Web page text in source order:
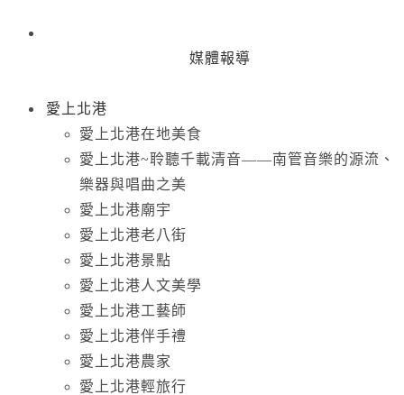
媒體報導
愛上北港
愛上北港在地美食
愛上北港~聆聽千載清音——南管音樂的源流、
樂器與唱曲之美
愛上北港廟宇
愛上北港老八街
愛上北港景點
愛上北港人文美學
愛上北港工藝師
愛上北港伴手禮
愛上北港農家
愛上北港輕旅行